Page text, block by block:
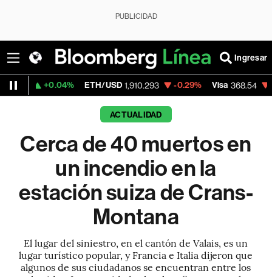
PUBLICIDAD
Ingresar
ETH/USD 1,910.293 -0.29% Visa 368.54 -0.28%
ACTUALIDAD
Cerca de 40 muertos en
un incendio en la
estación suiza de Crans-
Montana
El lugar del siniestro, en el cantón de Valais, es un
lugar turístico popular, y Francia e Italia dijeron que
algunos de sus ciudadanos se encuentran entre los